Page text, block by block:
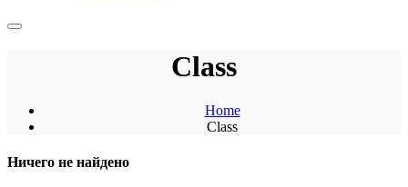
Class
Home
Class
Ничего не найдено